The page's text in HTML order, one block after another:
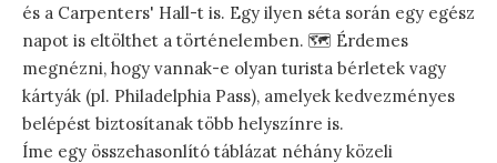
és a Carpenters' Hall-t is. Egy ilyen séta során egy egész
napot is eltölthet a történelemben. 🗺️ Érdemes
megnézni, hogy vannak-e olyan turista bérletek vagy
kártyák (pl. Philadelphia Pass), amelyek kedvezményes
belépést biztosítanak több helyszínre is.
Íme egy összehasonlító táblázat néhány közeli